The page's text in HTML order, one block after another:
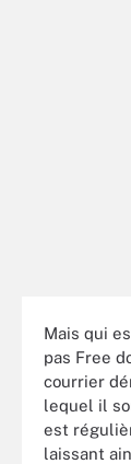
Mais qui
pas Free
courrier
lequel il
est
laissant